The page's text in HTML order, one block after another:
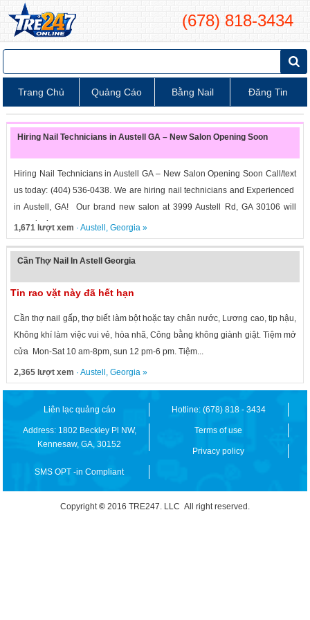
(678) 818-3434
Trang Chủ Quảng Cáo Bằng Nail Đăng Tin
Hiring Nail Technicians in Austell GA – New Salon Opening Soon
Hiring Nail Technicians in Austell GA – New Salon Opening Soon Call/text
us today: (404) 536-0438. We are hiring nail technicians and Experienced
in Austell, GA! Our brand new salon at 3999 Austell Rd, GA 30106 will
open in 4...
1,671 lượt xem · Austell , Georgia»
Cần Thợ Nail In Astell Georgia
Tin rao vặt này đã hết hạn
Cần thợ nail gấp, thợ biết làm bột hoặc tay chân nước, Lương cao, tip hậu,
Không khí làm việc vui vẻ, hòa nhã, Công bằng không giành giật. Tiệm mở
cửa Mon-Sat 10 am-8pm, sun 12 pm-6 pm. Tiệm...
2,365 lượt xem · Austell , Georgia»
Liên lạc quảng cáo Hotline: (678) 818 - 3434
Address: 1802 Beckley Pl NW,
Kennesaw, GA, 30152
Terms of use
Privacy policy
SMS OPT -in Compliant
Copyright© 2016 TRE247. LLC All right reserved.